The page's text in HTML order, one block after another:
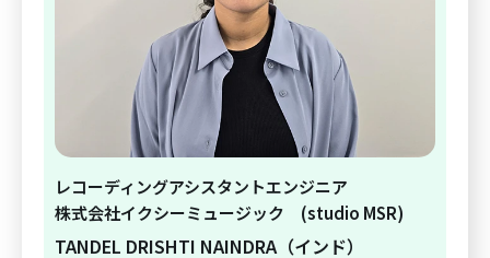
レコーディングアシスタントエンジニア
株式会社イクシーミュージック (studio MSR)
TANDEL DRISHTI NAINDRA（インド）